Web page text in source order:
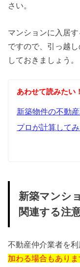
さい。
マンションに入居
ですので、引っ越
しておきましょう。
あわせて読みたい！
新築物件の不動
プロが計算して
新築マンシ
関連する注
不動産仲介業者を
加わる場合もあり